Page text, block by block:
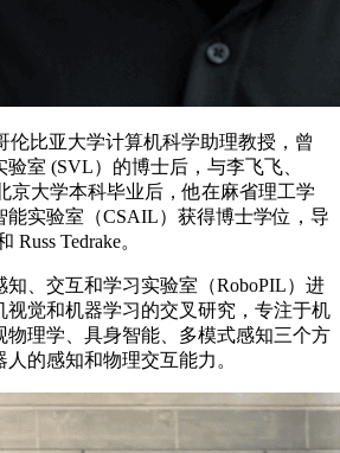
比亚大学计算机科学助理教授，曾
室 (SVL）的博士后，与李飞飞、
京大学本科毕业后，他在麻省理工学
能实验室（CSAIL）获得博士学位，导
Russ Tedrake。
、交互和学习实验室（RoboPIL）进
视觉和机器学习的交叉研究，专注于机
物理学、具身智能、多模式感知三个方
的感知和物理交互能力。